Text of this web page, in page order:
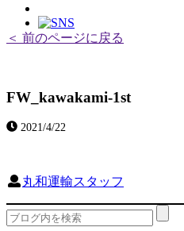
＜ 前のページに戻る
FW_kawakami-1st
2021/4/22
丸和運輸スタッフ